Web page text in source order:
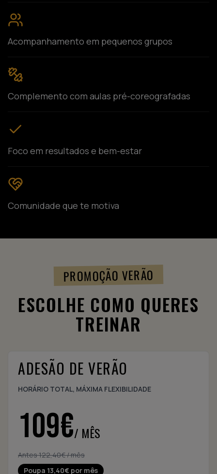
Acompanhamento em pequenos grupos
Complemento com aulas pré-coreografadas
Foco em resultados e bem-estar
Comunidade que te motiva
PROMOÇÃO VERÃO
ESCOLHE COMO QUERES
TREINAR
ADESÃO DE VERÃO
HORÁRIO TOTAL, MÁXIMA FLEXIBILIDADE
109€/ MÊS
Antes 122,40€ / mês
Poupa 13,40€ por mês